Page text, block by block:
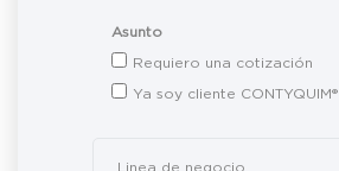
Asunto
Requiero una cotización
Ya soy cliente CONTYQUIM®